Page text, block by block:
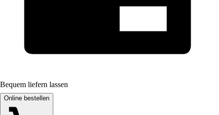
Bequem liefern lassen
Online bestellen